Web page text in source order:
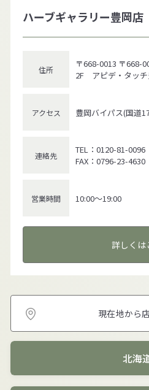
ハーブギャラリー豊岡店
住所
〒668-0013 〒668-
2F アピデ・タッチ
アクセス 豊岡バイパス(国道
連絡先
TEL：0120-81-0096
FAX：0796-23-4630
営業時間 10:00～19:00
詳しくは
現在地から
北海